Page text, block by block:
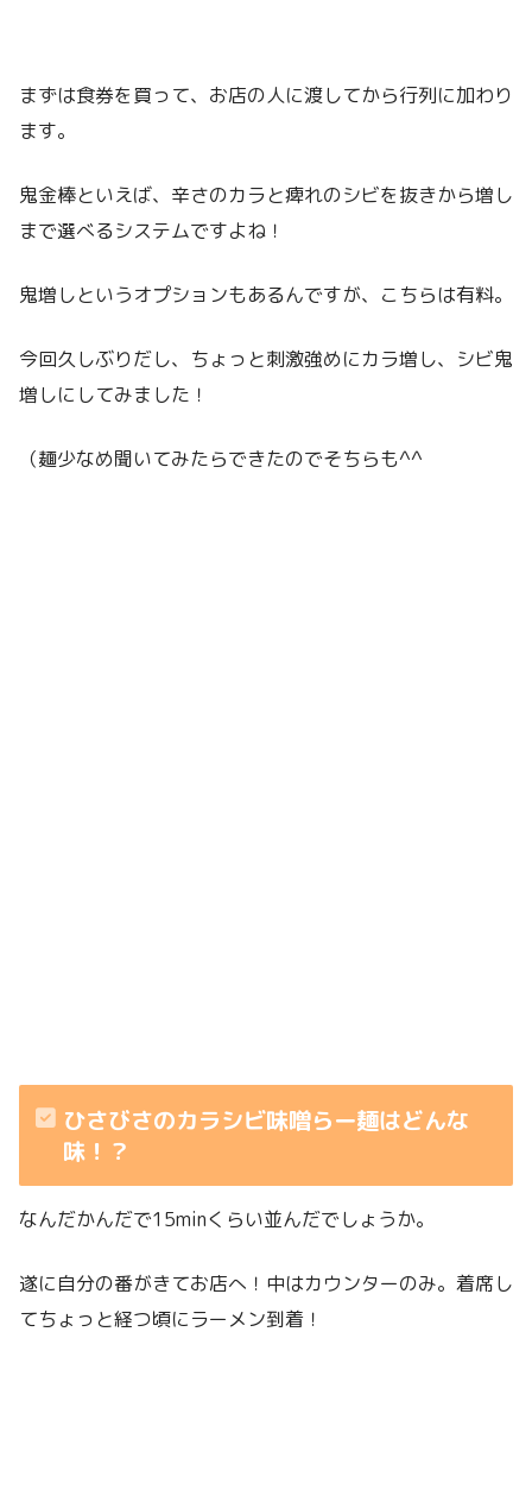
まずは食券を買って、お店の人に渡してから行列に加わり
ます。
鬼金棒といえば、辛さのカラと痺れのシビを抜きから増し
まで選べるシステムですよね！
鬼増しというオプションもあるんですが、こちらは有料。
今回久しぶりだし、ちょっと刺激強めにカラ増し、シビ鬼
増しにしてみました！
（麺少なめ聞いてみたらできたのでそちらも^^
ひさびさのカラシビ味噌らー麺はどんな
味！？
なんだかんだで15minくらい並んだでしょうか。
遂に自分の番がきてお店へ！中はカウンターのみ。着席し
てちょっと経つ頃にラーメン到着！